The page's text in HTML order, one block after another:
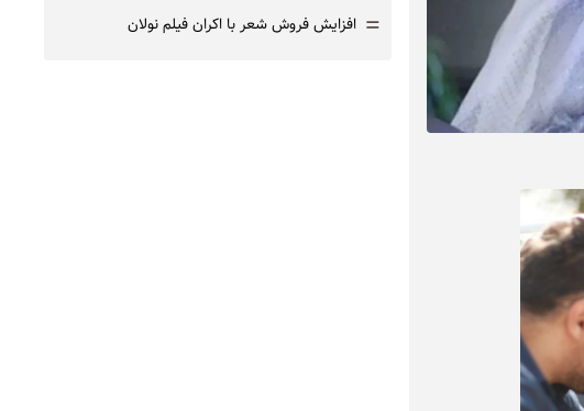
= افزایش فروش شعر با اکران فیلم نولان